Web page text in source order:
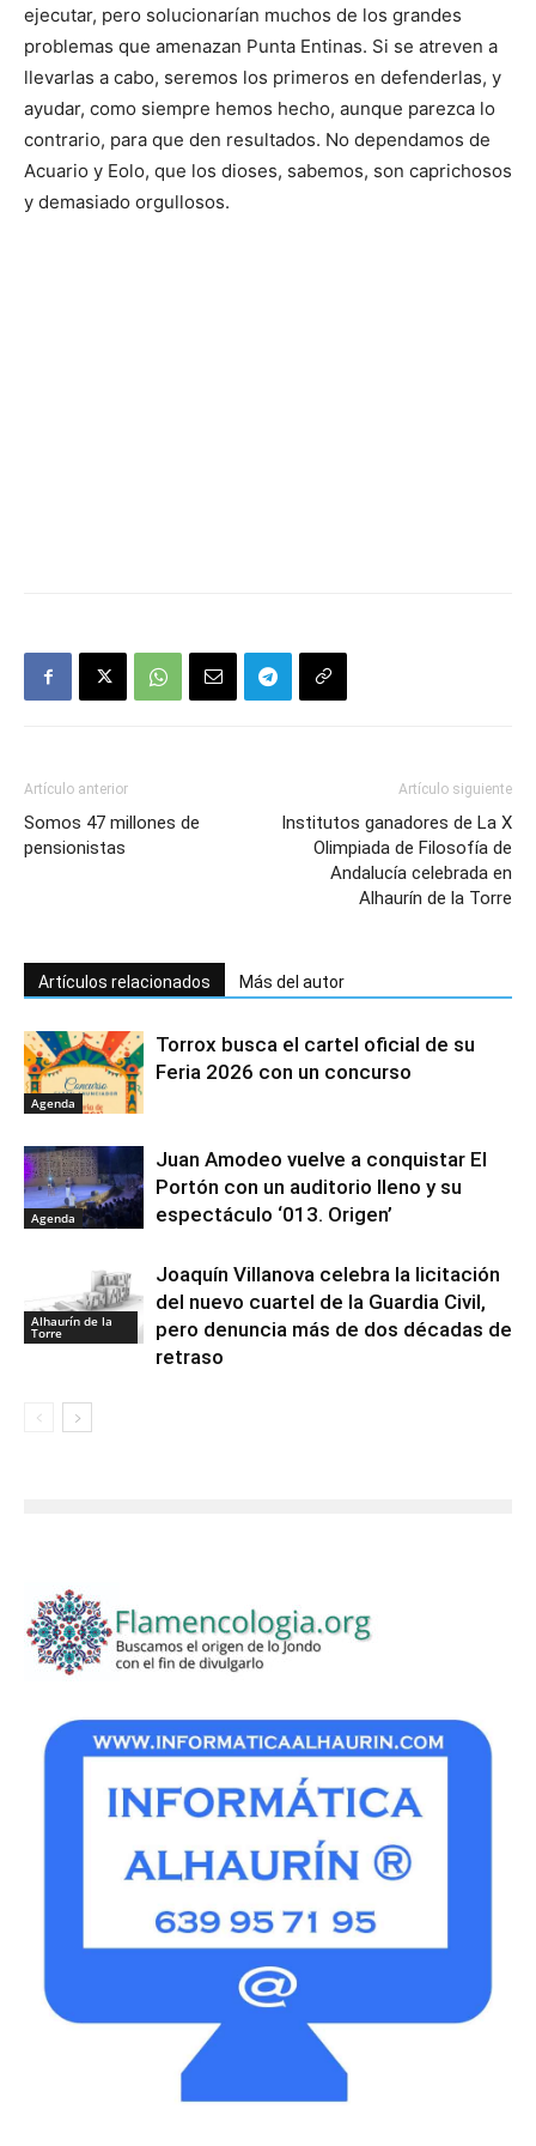
ejecutar, pero solucionarían muchos de los grandes
problemas que amenazan Punta Entinas. Si se atreven a
llevarlas a cabo, seremos los primeros en defenderlas, y
ayudar, como siempre hemos hecho, aunque parezca lo
contrario, para que den resultados. No dependamos de
Acuario y Eolo, que los dioses, sabemos, son caprichosos
y demasiado orgullosos.
Artículo anterior
Somos 47 millones de
pensionistas
Artículo siguiente
Institutos ganadores de La X
Olimpiada de Filosofía de
Andalucía celebrada en
Alhaurín de la Torre
Artículos relacionados Más del autor
Agenda
Torrox busca el cartel oficial de su
Feria 2026 con un concurso
Agenda
Juan Amodeo vuelve a conquistar El
Portón con un auditorio lleno y su
espectáculo ‘013. Origen’
Alhaurín de la
Torre
Joaquín Villanova celebra la licitación
del nuevo cuartel de la Guardia Civil,
pero denuncia más de dos décadas de
retraso